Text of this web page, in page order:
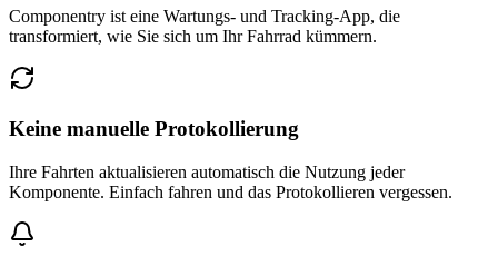
Componentry ist eine Wartungs- und Tracking-App, die
transformiert, wie Sie sich um Ihr Fahrrad kümmern.
Keine manuelle Protokollierung
Ihre Fahrten aktualisieren automatisch die Nutzung jeder
Komponente. Einfach fahren und das Protokollieren vergessen.